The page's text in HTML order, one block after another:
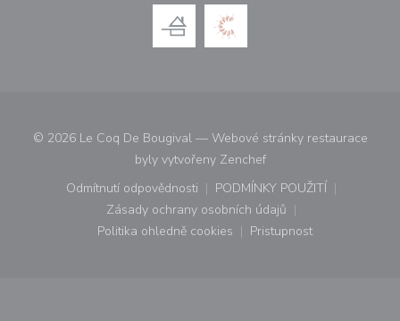
© 2026 Le Coq De Bougival — Webové stránky restaurace
byly vytvořeny Zenchef((otevře se v novém
Odmítnutí odpovědnosti
((otevře se v novém okně))
PODMÍNKY POUŽITÍ
((otevře se v novém
Zásady ochrany osobních údajů
((otevře se v novém okně))
Politika ohledně cookies
((otevře se v novém okně))
Pristupnost
((otevře se v novém